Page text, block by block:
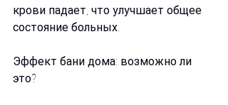
крови падает, что улучшает общее
состояние больных.
Эффект бани дома: возможно ли
это?